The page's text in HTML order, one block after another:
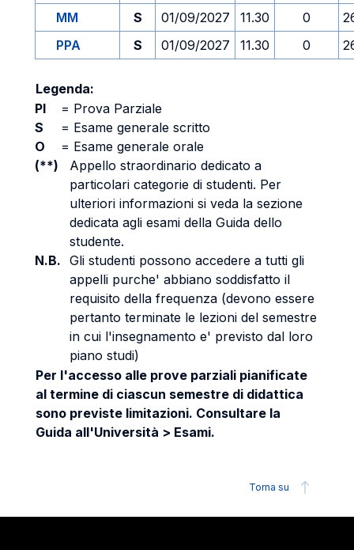
MM S 01/09/2027 11.30 0
PPA
S 01/09/2027 11.30 0
Legenda:
PI
= Prova Parziale
S
= Esame generale scritto
O
= Esame generale orale
(**)
Appello straordinario dedicato a
particolari categorie di studenti. Per
ulteriori informazioni si veda la sezione
dedicata agli esami della Guida dello
studente.
N.B. Gli studenti possono accedere a tutti gli
appelli purche' abbiano soddisfatto il
requisito della frequenza (devono essere
pertanto terminate le lezioni del semestre
in cui l'insegnamento e' previsto dal loro
piano studi)
Per l'accesso alle prove parziali pianificate
al termine di ciascun semestre di didattica
sono previste limitazioni. Consultare la
Guida all'Università > Esami.
Torna su